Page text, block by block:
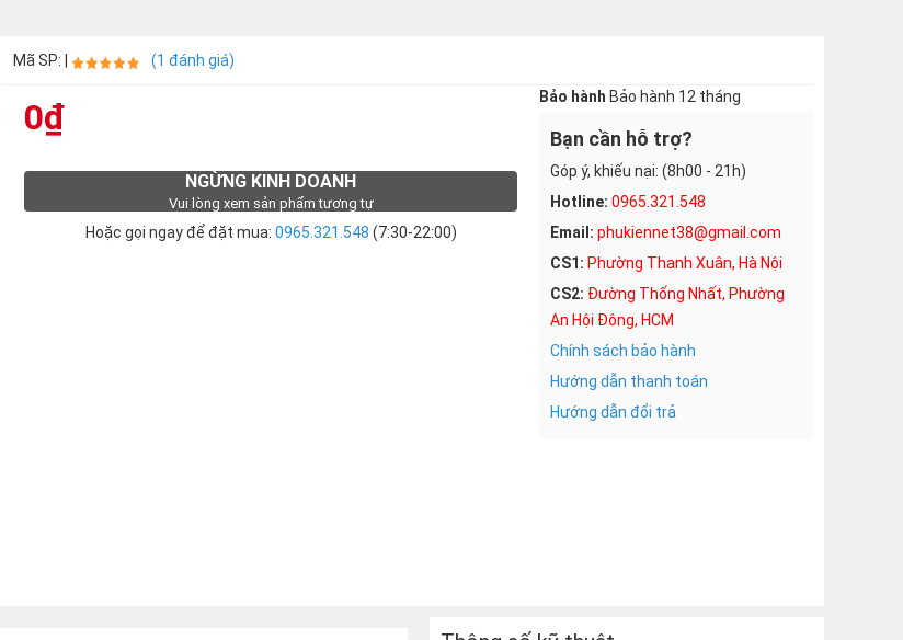
Mã SP: | (1 đánh giá)
0₫
NGỪNG KINH DOANH
Vui lòng xem sản phẩm tương tự
Hoặc gọi ngay để đặt mua: 0965.321.548 (7:30-22:00)
Bảo hành Bảo hành 12 tháng
Bạn cần hỗ trợ?
Góp ý, khiếu nại: (8h00 - 21h)
Hotline: 0965.321.548
Email: phukiennet38@gmail.com
CS1: Phường Thanh Xuân, Hà Nội
CS2: Đường Thống Nhất, Phường
An Hội Đông, HCM
Chính sách bảo hành
Hướng dẫn thanh toán
Hướng dẫn đổi trả